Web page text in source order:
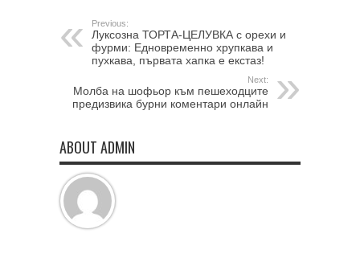
Previous:
Луксозна ТОРТА-ЦЕЛУВКА с орехи и
фурми: Едновременно хрупкава и
пухкава, първата хапка е екстаз!
Next:
Молба на шофьор към пешеходците
предизвика бурни коментари онлайн
ABOUT ADMIN